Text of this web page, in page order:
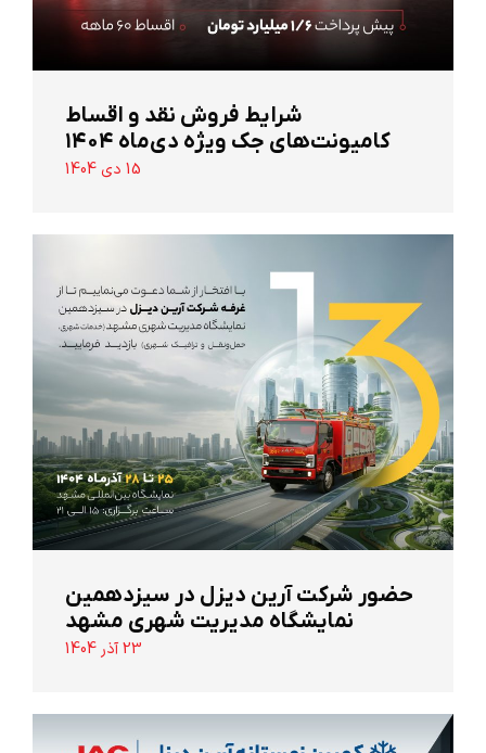
شرایط فروش نقد و اقساط
کامیونت‌های جک ویژه دی‌ماه ۱۴۰۴
15 دی 1404
حضور شرکت آرین ‌دیزل در سیزدهمین
نمایشگاه مدیریت شهری مشهد
23 آذر 1404